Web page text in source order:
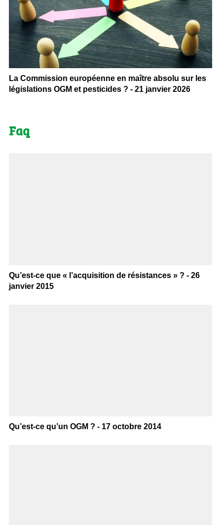
La Commission européenne en maître absolu sur les
législations OGM et pesticides ? - 21 janvier 2026
Faq
Qu’est-ce que « l’acquisition de résistances » ? - 26
janvier 2015
Qu’est-ce qu’un OGM ? - 17 octobre 2014